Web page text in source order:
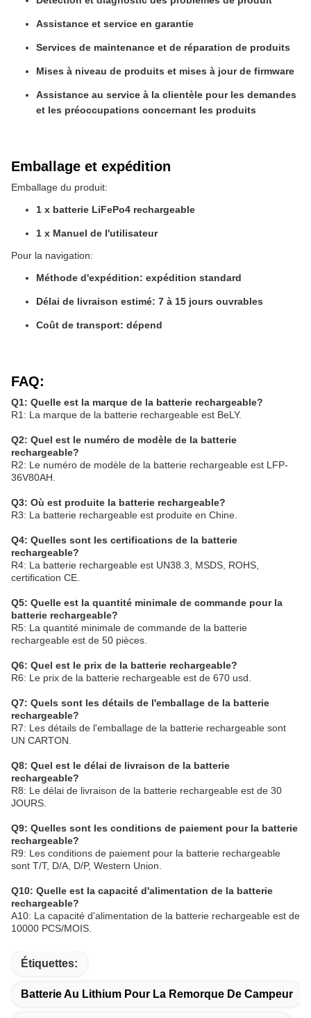
Assistance et service en garantie
Services de maintenance et de réparation de produits
Mises à niveau de produits et mises à jour de firmware
Assistance au service à la clientèle pour les demandes
et les préoccupations concernant les produits
Emballage et expédition
Emballage du produit:
1 x batterie LiFePo4 rechargeable
1 x Manuel de l'utilisateur
Pour la navigation:
Méthode d'expédition: expédition standard
Délai de livraison estimé: 7 à 15 jours ouvrables
Coût de transport: dépend
FAQ:
Q1: Quelle est la marque de la batterie rechargeable?
R1: La marque de la batterie rechargeable est BeLY.
Q2: Quel est le numéro de modèle de la batterie
rechargeable?
R2: Le numéro de modèle de la batterie rechargeable est LFP-
36V80AH.
Q3: Où est produite la batterie rechargeable?
R3: La batterie rechargeable est produite en Chine.
Q4: Quelles sont les certifications de la batterie
rechargeable?
R4: La batterie rechargeable est UN38.3, MSDS, ROHS,
certification CE.
Q5: Quelle est la quantité minimale de commande pour la
batterie rechargeable?
R5: La quantité minimale de commande de la batterie
rechargeable est de 50 pièces.
Q6: Quel est le prix de la batterie rechargeable?
R6: Le prix de la batterie rechargeable est de 670 usd.
Q7: Quels sont les détails de l'emballage de la batterie
rechargeable?
R7: Les détails de l'emballage de la batterie rechargeable sont
UN CARTON.
Q8: Quel est le délai de livraison de la batterie
rechargeable?
R8: Le délai de livraison de la batterie rechargeable est de 30
JOURS.
Q9: Quelles sont les conditions de paiement pour la batterie
rechargeable?
R9: Les conditions de paiement pour la batterie rechargeable
sont T/T, D/A, D/P, Western Union.
Q10: Quelle est la capacité d'alimentation de la batterie
rechargeable?
A10: La capacité d'alimentation de la batterie rechargeable est de
10000 PCS/MOIS.
Étiquettes:
Batterie Au Lithium Pour La Remorque De Campeur